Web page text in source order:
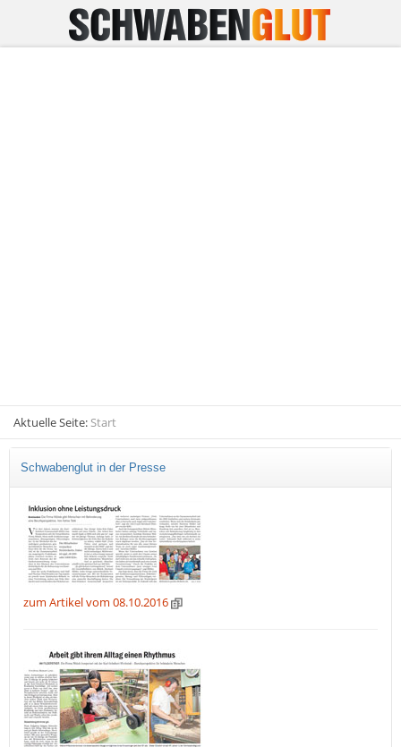
Aktuelle Seite: Start
Schwabenglut in der Presse
zum Artikel vom 08.10.2016